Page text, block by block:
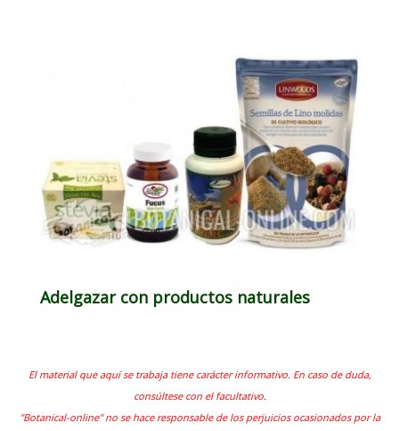
Adelgazar con productos naturales
El material que aquí se trabaja tiene carácter informativo. En caso de duda,
consúltese con el facultativo.
"Botanical-online" no se hace responsable de los perjuicios ocasionados por la